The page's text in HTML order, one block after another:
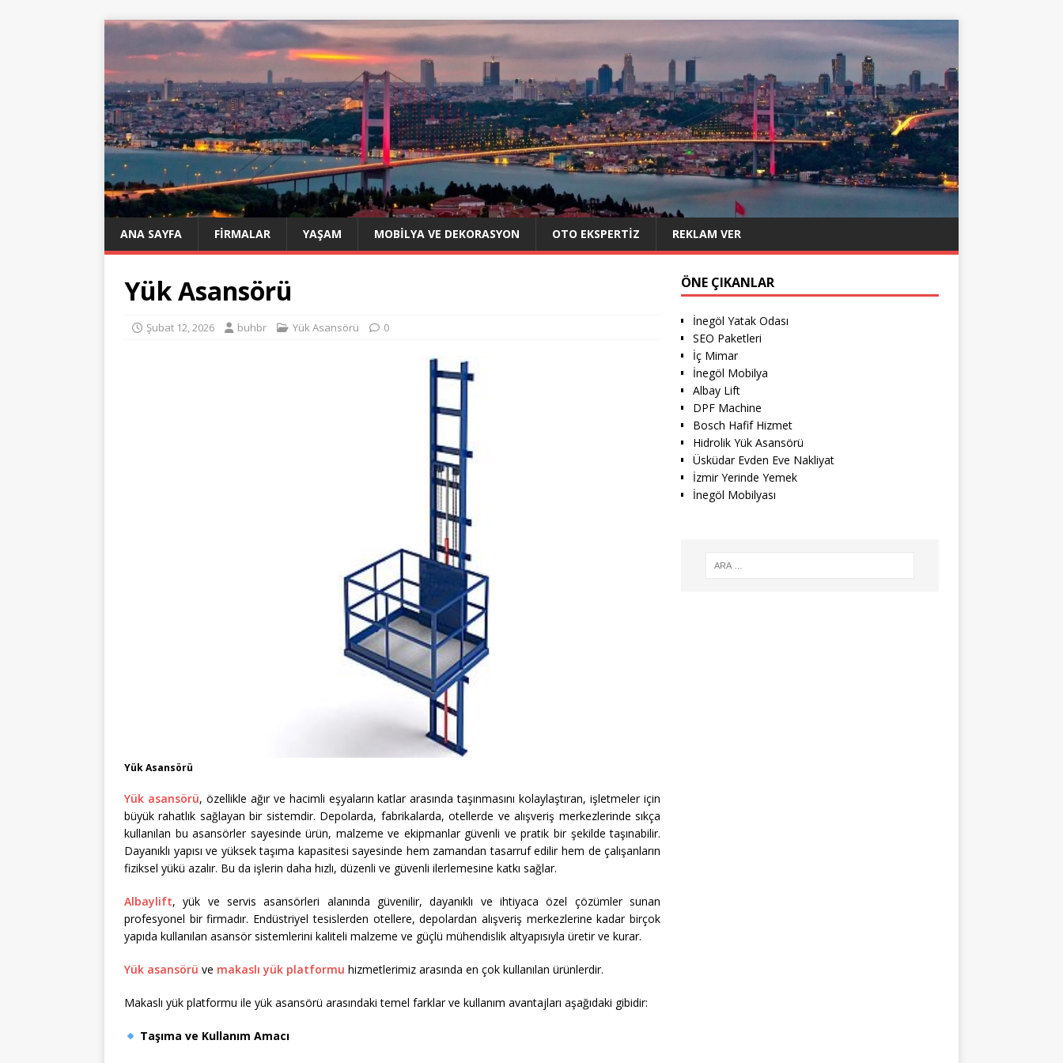
ANA SAYFA FIRMALAR YAŞAM MOBILYA VE DEKORASYON OTO EKSPERTIZ REKLAM VER
Yük Asansörü
Şubat 12, 2026 buhbr Yük Asansörü 0
Yük Asansörü
Yük asansörü, özellikle ağır ve hacimli eşyaların katlar arasında taşınmasını kolaylaştıran, işletmeler için
büyük rahatlık sağlayan bir sistemdir. Depolarda, fabrikalarda, otellerde ve alışveriş merkezlerinde sıkça
kullanılan bu asansörler sayesinde ürün, malzeme ve ekipmanlar güvenli ve pratik bir şekilde taşınabilir.
Dayanıklı yapısı ve yüksek taşıma kapasitesi sayesinde hem zamandan tasarruf edilir hem de çalışanların
fiziksel yükü azalır. Bu da işlerin daha hızlı, düzenli ve güvenli ilerlemesine katkı sağlar.
Albaylift, yük ve servis asansörleri alanında güvenilir, dayanıklı ve ihtiyaca özel çözümler sunan
profesyonel bir firmadır. Endüstriyel tesislerden otellere, depolardan alışveriş merkezlerine kadar birçok
yapıda kullanılan asansör sistemlerini kaliteli malzeme ve güçlü mühendislik altyapısıyla üretir ve kurar.
Yük asansörü ve makaslı yük platformu hizmetlerimiz arasında en çok kullanılan ürünlerdir.
Makaslı yük platformu ile yük asansörü arasındaki temel farklar ve kullanım avantajları aşağıdaki gibidir:
Taşıma ve Kullanım Amacı
ÖNE ÇIKANLAR
İnegöl Yatak Odası
SEO Paketleri
İç Mimar
İnegöl Mobilya
Albay Lift
DPF Machine
Bosch Hafif Hizmet
Hidrolik Yük Asansörü
Üsküdar Evden Eve Nakliyat
İzmir Yerinde Yemek
İnegöl Mobilyası